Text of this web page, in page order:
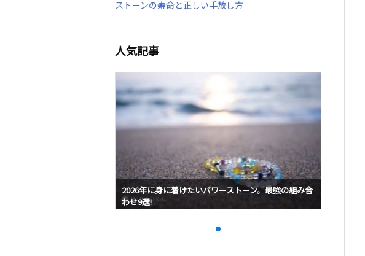
ストーンの寿命と正しい手放し方
人気記事
2026年に身に着けたいパワーストーン。最強の組み合
わせ9選!